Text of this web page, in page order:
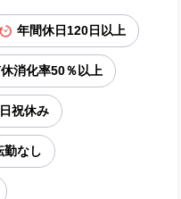
年間休日120日以上
消化率50％以上
祝休み
勤なし